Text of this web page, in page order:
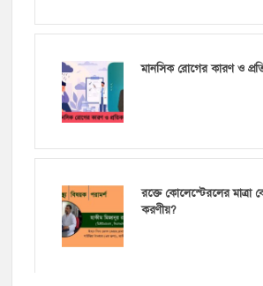
মানসিক রোগের কারণ ও
রক্তে কোলেস্টেরলের মাত্রা
করণীয়?